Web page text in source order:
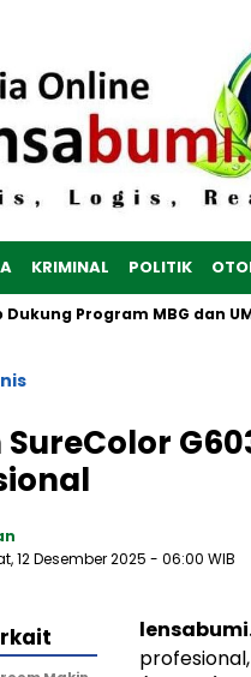
KRIMINAL POLITIK
Program MBG dan UMKM
SureColor
12 Desember 2025 - 06:00 WIB